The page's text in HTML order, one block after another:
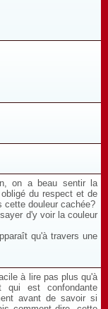
on a beau sentir la
du respect et de
cette douleur cachée?
d'y voir la couleur
qu'à travers une
à lire pas plus qu'à
qui est confondante
avant de savoir si